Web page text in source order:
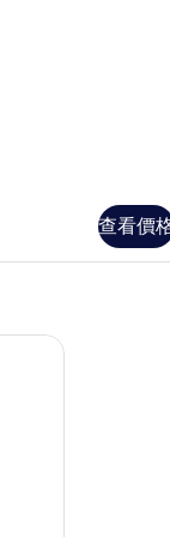
查看價